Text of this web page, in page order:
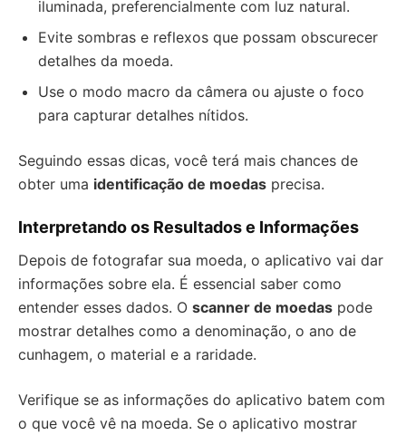
iluminada, preferencialmente com luz natural.
Evite sombras e reflexos que possam obscurecer
detalhes da moeda.
Use o modo macro da câmera ou ajuste o foco
para capturar detalhes nítidos.
Seguindo essas dicas, você terá mais chances de
obter uma identificação de moedas precisa.
Interpretando os Resultados e Informações
Depois de fotografar sua moeda, o aplicativo vai dar
informações sobre ela. É essencial saber como
entender esses dados. O scanner de moedas pode
mostrar detalhes como a denominação, o ano de
cunhagem, o material e a raridade.
Verifique se as informações do aplicativo batem com
o que você vê na moeda. Se o aplicativo mostrar